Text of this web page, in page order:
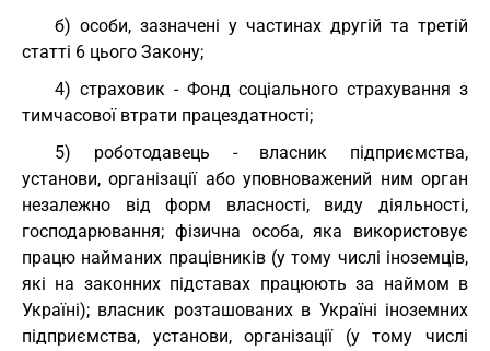
б) особи, зазначені у частинах другій та третій
статті 6 цього Закону;
4) страховик - Фонд соціального страхування з
тимчасової втрати працездатності;
5) роботодавець - власник підприємства,
установи, організації або уповноважений ним орган
незалежно від форм власності, виду діяльності,
господарювання; фізична особа, яка використовує
працю найманих працівників (у тому числі іноземців,
які на законних підставах працюють за наймом в
Україні); власник розташованих в Україні іноземних
підприємства, установи, організації (у тому числі